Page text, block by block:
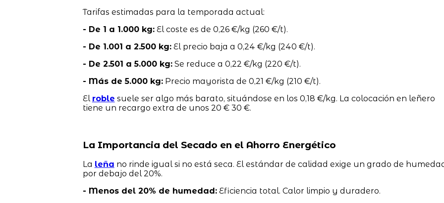
Tarifas estimadas para la temporada actual:
- De 1 a 1.000 kg:El coste es de 0,26 €/kg (260 €/t).
- De 1.001 a 2.500 kg:El precio baja a 0,24 €/kg (240 €/t).
- De 2.501 a 5.000 kg:Se reduce a 0,22 €/kg (220 €/t).
- Más de 5.000 kg:Precio mayorista de 0,21 €/kg (210 €/t).
El roble suele ser algo más barato, situándose en los 0,18 €/kg. La colocación en leñero
tiene un recargo extra de unos 20 € 30 €.
La Importancia del Secado en el Ahorro Energético
La leña no rinde igual si no está seca. El estándar de calidad exige un grado de
por debajo del 20%.
- Menos del 20% de humedad:Eficiencia total. Calor limpio y duradero.